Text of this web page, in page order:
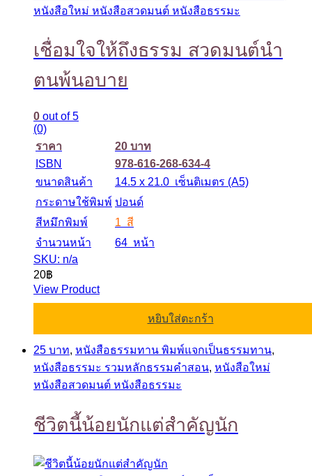
หนังสือใหม่ หนังสือสวดมนต์ หนังสือธรรมะ
เชื่อมใจให้ถึงธรรม สวดมนต์นำ
ตนพ้นอบาย
0 out of 5
(0)
ราคา
20 บาท
ISBN
978-616-268-634-4
ขนาดสินค้า
14.5 x 21.0 เซ็นติเมตร (A5)
กระดาษใช้พิมพ์ ปอนด์
สีหมึกพิมพ์
1 สี
จำนวนหน้า
64 หน้า
SKU: n/a
20฿
View Product
หยิบใส่ตะกร้า
25 บาท, หนังสือธรรมทาน พิมพ์แจกเป็นธรรมทาน,
หนังสือธรรมะ รวมหลักธรรมคำสอน, หนังสือใหม่
หนังสือสวดมนต์ หนังสือธรรมะ
ชีวิตนี้น้อยนักแต่สำคัญนัก